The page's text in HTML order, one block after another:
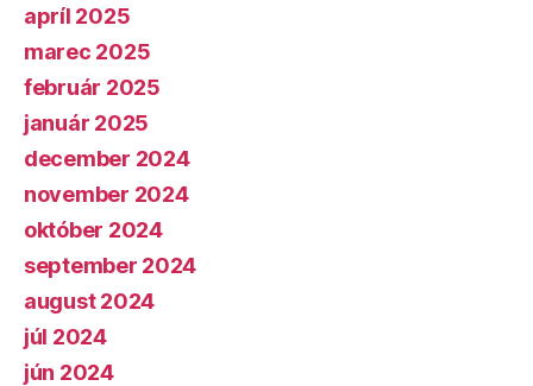
apríl 2025
marec 2025
február 2025
január 2025
december 2024
november 2024
október 2024
september 2024
august 2024
júl 2024
jún 2024